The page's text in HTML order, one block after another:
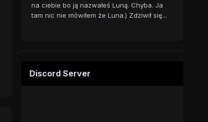
na ciebie bo ją nazwałeś Luną. Chyba. Ja
tam nic nie mówiłem że Luna.) Zdziwił się...
Discord Server